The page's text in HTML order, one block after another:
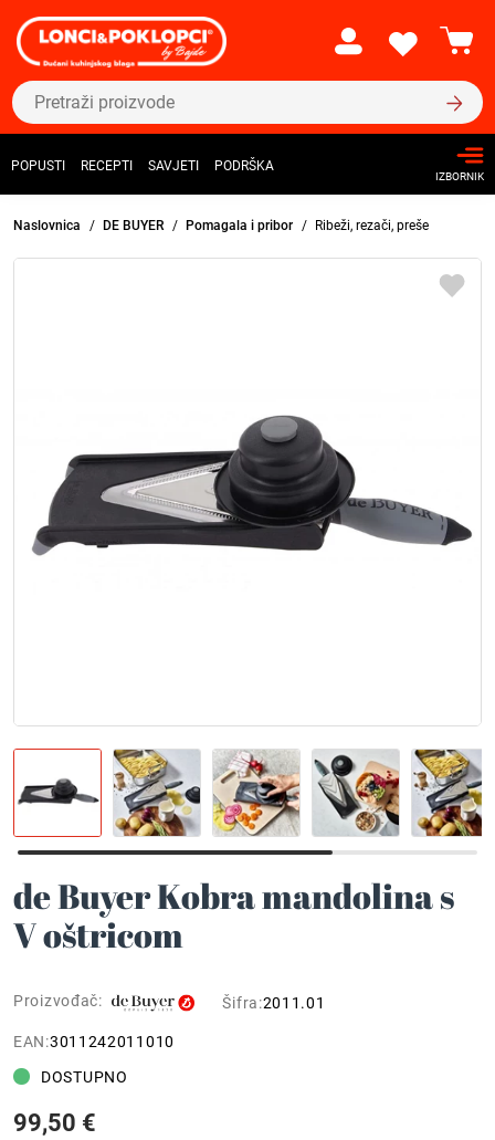
POPUSTI RECEPTI SAVJETI PODRŠKA
IZBORNIK
Naslovnica DE BUYER Pomagala i pribor Ribeži, rezači, preše
de Buyer Kobra mandolina s
V oštricom
Proizvođač: Šifra:2011.01
EAN:3011242011010
DOSTUPNO
99,50 €